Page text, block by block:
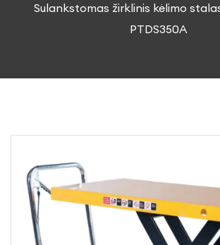
Sulankstomas žirklinis kėlimo
PTDS350A